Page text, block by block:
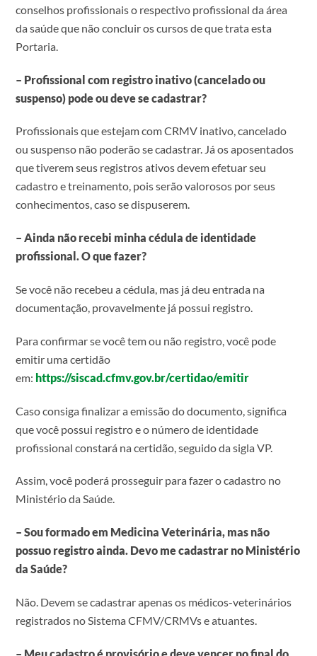
conselhos profissionais o respectivo profissional da área
da saúde que não concluir os cursos de que trata esta
Portaria.
– Profissional com registro inativo (cancelado ou
suspenso) pode ou deve se cadastrar?
Profissionais que estejam com CRMV inativo, cancelado
ou suspenso não poderão se cadastrar. Já os aposentados
que tiverem seus registros ativos devem efetuar seu
cadastro e treinamento, pois serão valorosos por seus
conhecimentos, caso se dispuserem.
– Ainda não recebi minha cédula de identidade
profissional. O que fazer?
Se você não recebeu a cédula, mas já deu entrada na
documentação, provavelmente já possui registro.
Para confirmar se você tem ou não registro, você pode
emitir uma certidão
em: https://siscad.cfmv.gov.br/certidao/emitir
Caso consiga finalizar a emissão do documento, significa
que você possui registro e o número de identidade
profissional constará na certidão, seguido da sigla VP.
Assim, você poderá prosseguir para fazer o cadastro no
Ministério da Saúde.
– Sou formado em Medicina Veterinária, mas não
possuo registro ainda. Devo me cadastrar no Ministério
da Saúde?
Não. Devem se cadastrar apenas os médicos-veterinários
registrados no Sistema CFMV/CRMVs e atuantes.